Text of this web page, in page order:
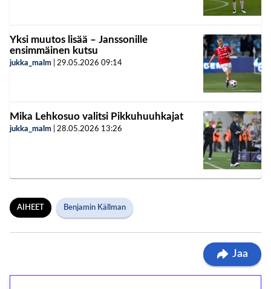
Yksi muutos lisää – Janssonille
ensimmäinen kutsu
jukka_malm 29.05.2026 09:14
Mika Lehkosuo valitsi Pikkuhuuhkajat
jukka_malm 28.05.2026 13:26
AIHEET Benjamin Källman
Jaa